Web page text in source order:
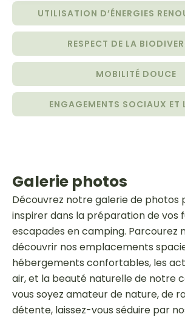
UTILISATION D’ÉNERGIES
RESPECT DE LA
MOBILITÉ DOUCE
ENGAGEMENTS SOCIAUX ET
Galerie photos
Découvrez notre galerie de photos
inspirer dans la préparation de vos
escapades en camping. Parcourez
découvrir nos emplacements
hébergements confortables, les
air, et la beauté naturelle de notre
vous soyez amateur de nature, de
détente, laissez-vous séduire par